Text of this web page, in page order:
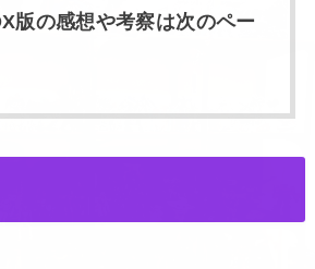
版の感想や考察は次のペー